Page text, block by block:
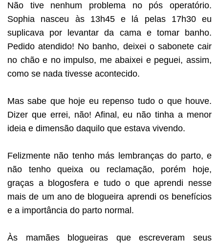
Não tive nenhum problema no pós operatório.
Sophia nasceu às 13h45 e lá pelas 17h30 eu
suplicava por levantar da cama e tomar banho.
Pedido atendido! No banho, deixei o sabonete cair
no chão e no impulso, me abaixei e peguei, assim,
como se nada tivesse acontecido.
Mas sabe que hoje eu repenso tudo o que houve.
Dizer que errei, não! Afinal, eu não tinha a menor
ideia e dimensão daquilo que estava vivendo.
Felizmente não tenho más lembranças do parto, e
não tenho queixa ou reclamação, porém hoje,
graças a blogosfera e tudo o que aprendi nesse
mais de um ano de blogueira aprendi os benefícios
e a importância do parto normal.
Às mamães blogueiras que escreveram seus